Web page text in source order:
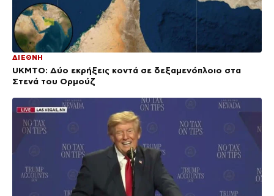
ΔΙΕΘΝΗ
UKMTO: Δύο εκρήξεις κοντά σε δεξαμενόπλοιο στα
Στενά του Ορμούζ